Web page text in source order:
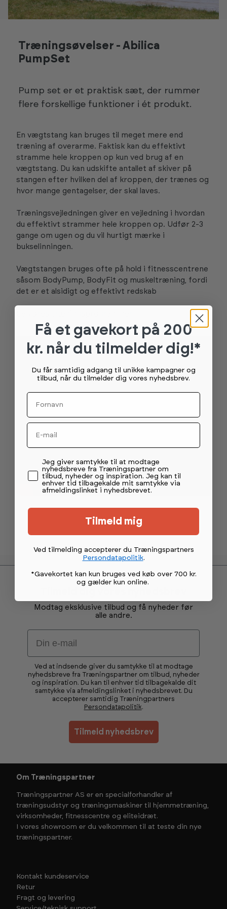
Træningsøvelser - Abilica
PumpSet
Pump set er et praktisk sæt, der rummer
flere forskellige funktioner i ét produkt.
En vægtstang kan bruges til meget mere end
træning af overarme. Faktisk kan du effektivt
stramme hele kroppen op kun ved brug af en
vægtstang. Du kan udskifte antallet af skiver på
stangen efter hvilken del af kroppen, der trænes og
hvor mange gentagelser, der skal laves.
Træningsvejledningen giver en vejledning i hvordan
du effektivt strammer hele kroppen op. Udfør 2-3
gange om ugen og du vil hurtigt mærke i
bukselinningen.
Vægtstangen bruges ofte på hold i fitnesscentrene
såsom BodyPump, BodyFit og muskeltræning, fordi
det er et alsidigt og effektivt redskab
Modtag eksklusive tilbud og få nyheder før
alle andre.
Email
Ved at indsende giver du samtykke til at modtage
nyhedsbreve fra Træningspartner om tilbud, nyheder
og inspiration. Du kan til enhver tid tilbagekalde dit
samtykke via afmeldingslinket i nyhedsbrevet. Du
accepterer samtidig Træningpartners
Persondatapolitik.
Tilmeld nyhedsbrev
Om Træningspartner
Træningspartner AS er en specialforhandler af
træningsudstyr og træningsmaskiner til hjemmetræning,
virksomheder, fitnesscentre og eliteidræt.
I vores showroom er du velkommen til at teste din nye
træningspartner.
Kontakt kundeservice
Retur
Fragt og levering
Få et gavekort på 200
kr. når du tilmelder dig!*
Du får samtidig adgang til unikke kampagner og
tilbud, når du tilmelder dig vores nyhedsbrev.
Fornavn
Email
Permission tekst
Jeg giver samtykke til at modtage
nyhedsbreve fra Træningspartner om
tilbud, nyheder og inspiration. Jeg kan til
enhver tid tilbagekalde mit samtykke via
afmeldingslinket i nyhedsbrevet.
Tilmeld mig
Ved tilmelding accepterer du Træningspartners
Persondatapolitik.
*Gavekortet kan kun bruges ved køb over 700 kr.
og gælder kun online.